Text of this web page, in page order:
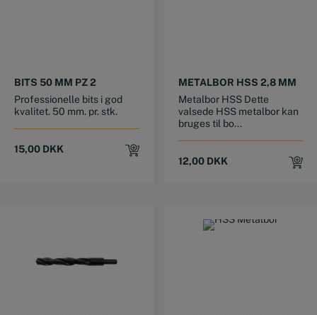
BITS 50 MM PZ 2
Professionelle bits i god
kvalitet. 50 mm. pr. stk.
15,00 DKK
METALBOR HSS 2,8 MM
Metalbor HSS Dette
valsede HSS metalbor kan
bruges til bo...
12,00 DKK